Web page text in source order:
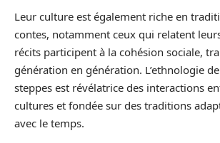
Leur culture est également riche en
contes, notamment ceux qui relatent
récits participent à la cohésion sociale,
génération en génération. L’ethnologie
steppes est révélatrice des interactions
cultures et fondée sur des traditions
avec le temps.